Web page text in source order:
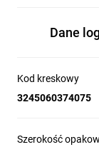
Dane
Kod kreskowy
3245060374075
Szerokość